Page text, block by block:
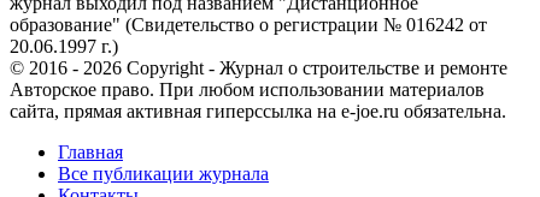
образование" (Свидетельство о регистрации № 016242 от
20.06.1997 г.)
© 2016 - 2026 Copyright - Журнал о строительстве и ремонте
Авторское право. При любом использовании материалов
сайта, прямая активная гиперссылка на e-joe.ru обязательна.
Главная
Все публикации журнала